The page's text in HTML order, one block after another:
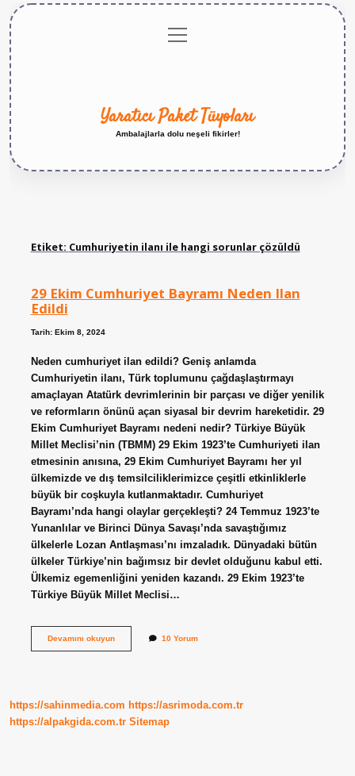
menüyü
aç
Yaratıcı Paket Tüyoları
Ambalajlarla dolu neşeli fikirler!
Etiket: Cumhuriyetin ilanı ile hangi sorunlar çözüldü
29 Ekim Cumhuriyet Bayramı Neden Ilan
Edildi
Tarih: Ekim 8, 2024
Neden cumhuriyet ilan edildi? Geniş anlamda
Cumhuriyetin ilanı, Türk toplumunu çağdaşlaştırmayı
amaçlayan Atatürk devrimlerinin bir parçası ve diğer yenilik
ve reformların önünü açan siyasal bir devrim hareketidir. 29
Ekim Cumhuriyet Bayramı nedeni nedir? Türkiye Büyük
Millet Meclisi’nin (TBMM) 29 Ekim 1923’te Cumhuriyeti ilan
etmesinin anısına, 29 Ekim Cumhuriyet Bayramı her yıl
ülkemizde ve dış temsilciliklerimizce çeşitli etkinliklerle
büyük bir coşkuyla kutlanmaktadır. Cumhuriyet
Bayramı’nda hangi olaylar gerçekleşti? 24 Temmuz 1923’te
Yunanlılar ve Birinci Dünya Savaşı’nda savaştığımız
ülkelerle Lozan Antlaşması’nı imzaladık. Dünyadaki bütün
ülkeler Türkiye’nin bağımsız bir devlet olduğunu kabul etti.
Ülkemiz egemenliğini yeniden kazandı. 29 Ekim 1923’te
Türkiye Büyük Millet Meclisi…
Devamını okuyun29
Edildi
10 Yorum
https://sahinmedia.com https://asrimoda.com.tr
https://alpakgida.com.tr Sitemap